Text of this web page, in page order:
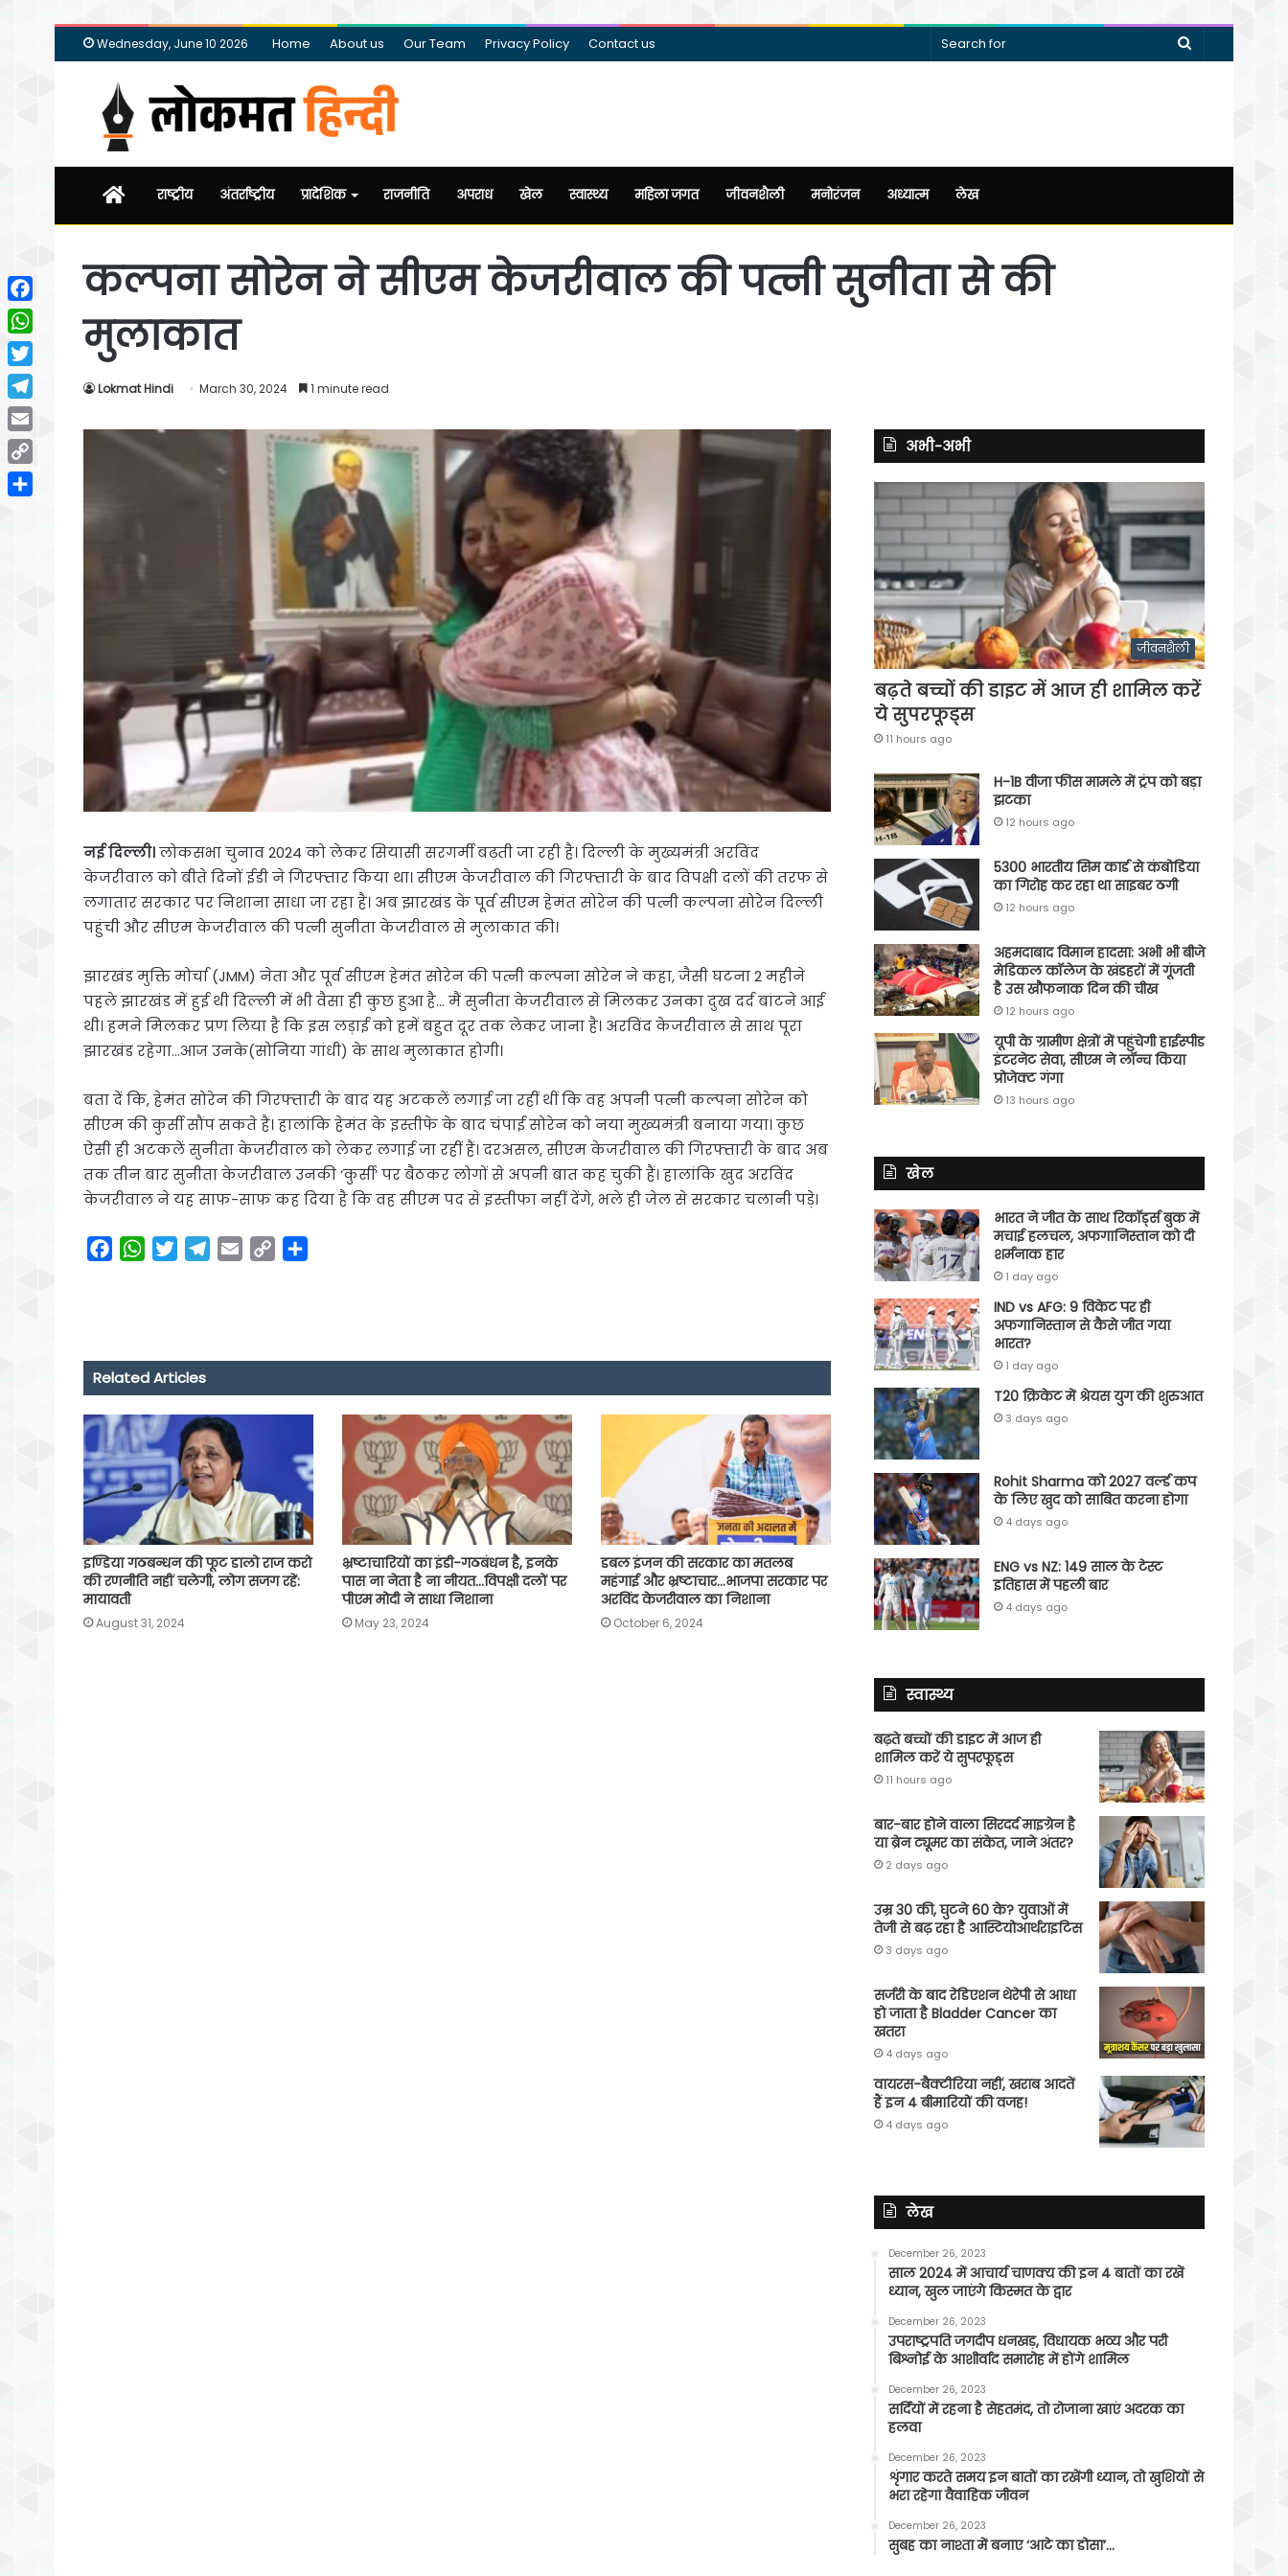
Wednesday, June 10 2026 Home About us Our Team Privacy Policy Contact us
Search
Homeराष्ट्रीय अंतर्राष्ट्रीय प्रादेशिक राजनीति अपराध खेल स्वास्थ्य महिला जगत जीवनशैली मनोरंजन अध्यात्म लेख
कल्पना सोरेन ने सीएम केजरीवाल की पत्नी सुनीता से की
मुलाकात
Lokmat Hindi March 30, 2024 1 minute read
नई दिल्ली।लोकसभा चुनाव 2024 को लेकर सियासी सरगर्मी बढ़ती जा रही है। दिल्ली के मुख्यमंत्री अरविंद
केजरीवाल को बीते दिनों ईडी ने गिरफ्तार किया था। सीएम केजरीवाल की गिरफ्तारी के बाद विपक्षी दलों की तरफ से
लगातार सरकार पर निशाना साधा जा रहा है। अब झारखंड के पूर्व सीएम हेमंत सोरेन की पत्नी कल्पना सोरेन दिल्ली
पहुंची और सीएम केजरीवाल की पत्नी सुनीता केजरीवाल से मुलाकात की।
झारखंड मुक्ति मोर्चा (JMM) नेता और पूर्व सीएम हेमंत सोरेन की पत्नी कल्पना सोरेन ने कहा, जैसी घटना 2 महीने
पहले झारखंड में हुई थी दिल्ली में भी वैसा ही कुछ हुआ है… मैं सुनीता केजरीवाल से मिलकर उनका दुख दर्द बांटने आई
थी। हमने मिलकर प्रण लिया है कि इस लड़ाई को हमें बहुत दूर तक लेकर जाना है। अरविंद केजरीवाल से साथ पूरा
झारखंड रहेगा…आज उनके(सोनिया गांधी) के साथ मुलाकात होगी।
बता दें कि, हेमंत सोरेन की गिरफ्तारी के बाद यह अटकलें लगाई जा रहीं थीं कि वह अपनी पत्नी कल्पना सोरेन को
सीएम की कुर्सी सौंप सकते हैं। हालांकि हेमंत के इस्तीफे के बाद चंपाई सोरेन को नया मुख्यमंत्री बनाया गया। कुछ
ऐसी ही अटकलें सुनीता केजरीवाल को लेकर लगाई जा रहीं हैं। दरअसल, सीएम केजरीवाल की गिरफ्तारी के बाद अब
तक तीन बार सुनीता केजरीवाल उनकी ‘कुर्सी’ पर बैठकर लोगों से अपनी बात कह चुकी हैं। हालांकि खुद अरविंद
केजरीवाल ने यह साफ-साफ कह दिया है कि वह सीएम पद से इस्तीफा नहीं देंगे, भले ही जेल से सरकार चलानी पड़े।
o
o
k
W
A
p
p
e
r
a
m
n
Related Articles
इण्डिया गठबन्धन की फूट डालो राज करो
की रणनीति नहीं चलेगी, लोग सजग रहें:
मायावती
August 31, 2024
भ्रष्टाचारियों का इंडी-गठबंधन है, इनके
पास ना नेता है ना नीयत…विपक्षी दलों पर
पीएम मोदी ने साधा निशाना
May 23, 2024
डबल इंजन की सरकार का मतलब
महंगाई और भ्रष्टाचार…भाजपा सरकार पर
अरविंद केजरीवाल का निशाना
October 6, 2024
अभी-अभी
जीवनशैली
बढ़ते बच्चों की डाइट में आज ही शामिल करें
ये सुपरफूड्स
11 hours ago
H-1B वीजा फीस मामले में ट्रंप को बड़ा
झटका
12 hours ago
5300 भारतीय सिम कार्ड से कंबोडिया
का गिरोह कर रहा था साइबर ठगी
12 hours ago
अहमदाबाद विमान हादसा: अभी भी बीजे
मेडिकल कॉलेज के खंडहरों में गूंजती
है उस खौफनाक दिन की चीख
12 hours ago
यूपी के ग्रामीण क्षेत्रों में पहुंचेगी हाईस्पीड
इंटरनेट सेवा, सीएम ने लॉन्च किया
प्रोजेक्ट गंगा
13 hours ago
खेल
भारत ने जीत के साथ रिकॉर्ड्स बुक में
मचाई हलचल, अफगानिस्तान को दी
शर्मनाक हार
1 day ago
IND vs AFG: 9 विकेट पर ही
अफगानिस्तान से कैसे जीत गया
भारत?
1 day ago
T20 क्रिकेट में श्रेयस युग की शुरुआत
3 days ago
Rohit Sharma को 2027 वर्ल्‍ड कप
के लिए खुद को साबित करना होगा
4 days ago
ENG vs NZ: 149 साल के टेस्‍ट
इतिहास में पहली बार
4 days ago
स्वास्थ्य
बढ़ते बच्चों की डाइट में आज ही
शामिल करें ये सुपरफूड्स
11 hours ago
बार-बार होने वाला सिरदर्द माइग्रेन है
या ब्रेन ट्यूमर का संकेत, जाने अंतर?
2 days ago
उम्र 30 की, घुटने 60 के? युवाओं में
तेजी से बढ़ रहा है आस्टियोआर्थराइटिस
3 days ago
सर्जरी के बाद रेडिएशन थेरेपी से आधा
हो जाता है Bladder Cancer का
खतरा
4 days ago
वायरस-बैक्टीरिया नहीं, खराब आदतें
हैं इन 4 बीमारियों की वजह!
4 days ago
लेख
December 26, 2023
साल 2024 में आचार्य चाणक्य की इन 4 बातों का रखें
ध्यान, खुल जाएंगे किस्मत के द्वार
December 26, 2023
उपराष्ट्रपति जगदीप धनखड़, विधायक भव्य और परी
बिश्नोई के आशीर्वाद समारोह में होंगे शामिल
December 26, 2023
सर्दियों में रहना है सेहतमंद, तो रोजाना खाएं अदरक का
हलवा
December 26, 2023
शृंगार करते समय इन बातों का रखेंगी ध्यान, तो खुशियों से
भरा रहेगा वैवाहिक जीवन
December 26, 2023
सुबह का नाश्ता में बनाए ‘आटे का डोसा’…
Facebook
WhatsApp
Twitter
Telegram
Email
Copy
Link